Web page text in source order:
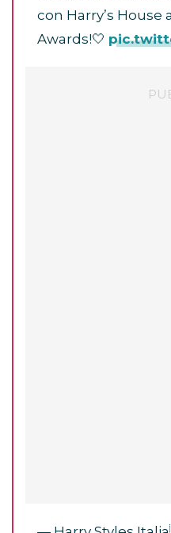
con Harry’s House
Awards!🤍